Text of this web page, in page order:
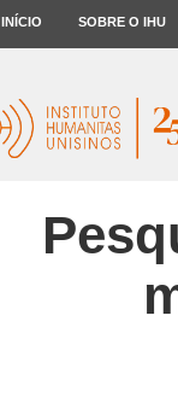
INÍCIO SOBRE O IHU